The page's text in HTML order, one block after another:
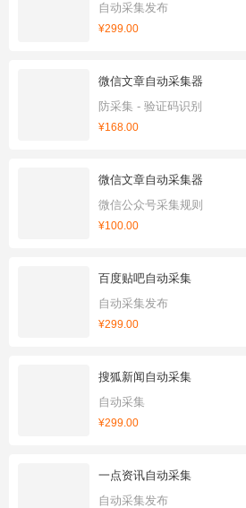
自动采集发布
¥299.00
微信文章自动采集器
防采集 - 验证码识别
¥168.00
微信文章自动采集器
微信公众号采集规则
¥100.00
百度贴吧自动采集
自动采集发布
¥299.00
搜狐新闻自动采集
自动采集
¥299.00
一点资讯自动采集
自动采集发布